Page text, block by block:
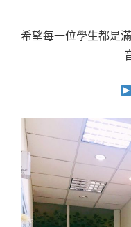
希望每一位學生都是